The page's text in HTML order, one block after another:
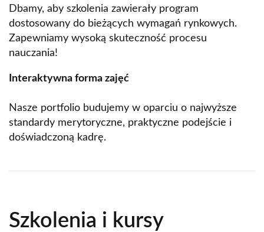
Dbamy, aby szkolenia zawierały program
dostosowany do bieżących wymagań rynkowych.
Zapewniamy wysoką skuteczność procesu
nauczania!
Interaktywna forma zajęć
Nasze portfolio budujemy w oparciu o najwyższe
standardy merytoryczne, praktyczne podejście i
doświadczoną kadrę.
Szkolenia i kursy